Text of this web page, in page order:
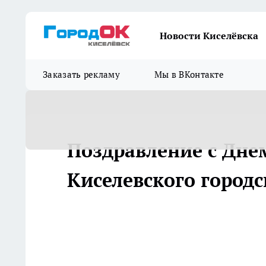
Новости Киселёвска
Заказать рекламу Мы в ВКонтакте
Поздравление с
Киселевского